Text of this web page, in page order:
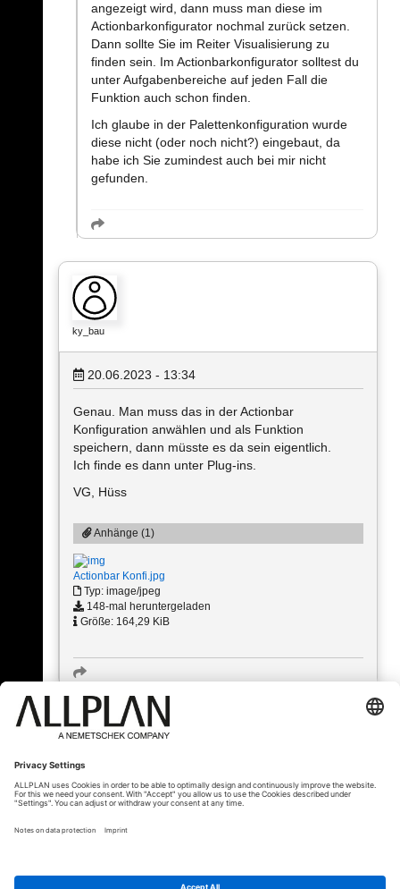
angezeigt wird, dann muss man diese im
Actionbarkonfigurator nochmal zurück setzen.
Dann sollte Sie im Reiter Visualisierung zu
finden sein. Im Actionbarkonfigurator solltest du
unter Aufgabenbereiche auf jeden Fall die
Funktion auch schon finden.
Ich glaube in der Palettenkonfiguration wurde
diese nicht (oder noch nicht?) eingebaut, da
habe ich Sie zumindest auch bei mir nicht
gefunden.
ky_bau
20.06.2023 - 13:34
Genau. Man muss das in der Actionbar
Konfiguration anwählen und als Funktion
speichern, dann müsste es da sein eigentlich.
Ich finde es dann unter Plug-ins.
VG, Hüss
Anhänge (1)
Actionbar Konfi.jpg
Typ: image/jpeg
148-mal heruntergeladen
Größe: 164,29 KiB
« Zurück